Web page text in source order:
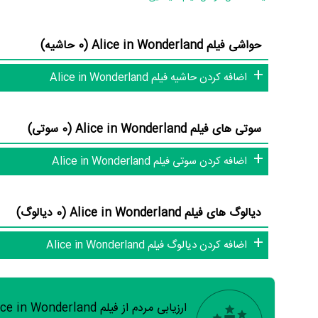
عوامل فیلم Alice in Wonderland
در مجموع بیش از 14 نفر در تولید فیلم Alice in Wonderland نقش داشته‌اند و هر یک از آنها در
شما به این حد قانع نیستیم؛ باید به‌کمک علاقمندان فیلم، سریال و
کامل و کامل‌تر کنیم.
حواشی فیلم Alice in Wonderland (0 حاشیه)
اضافه کردن حاشیه فیلم Alice in Wonderland
سوتی های فیلم Alice in Wonderland (0 سوتی)
اضافه کردن سوتی فیلم Alice in Wonderland
دیالوگ های فیلم Alice in Wonderland (0 دیالوگ)
اضافه کردن دیالوگ فیلم Alice in Wonderland
ارزیابی مردم از فیلم Alice in Wonderland